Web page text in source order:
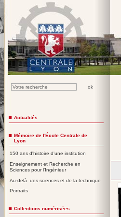
Actualités
Mémoire de l'École Centrale de
Lyon
150 ans d'histoire d'une institution
Enseignement et Recherche en
Sciences pour l'Ingénieur
Au-delà des sciences et de la technique
Portraits
Collections numérisées